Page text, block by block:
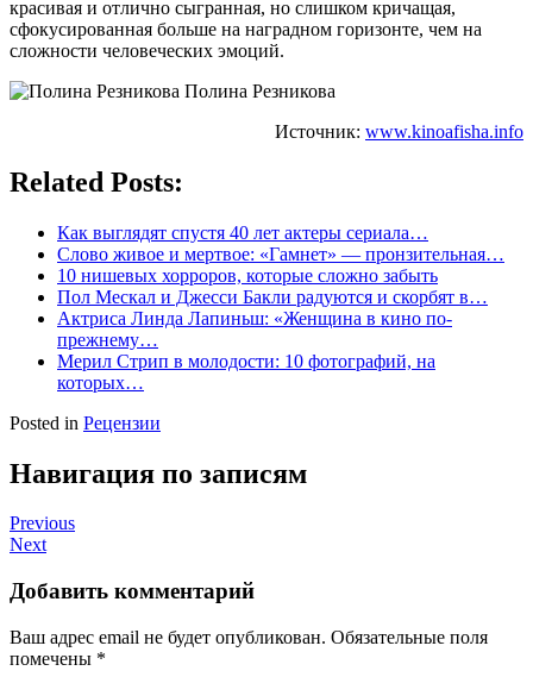
красивая и отлично сыгранная, но слишком кричащая,
сфокусированная больше на наградном горизонте, чем на
сложности человеческих эмоций.
Полина Резникова
Источник: www.kinoafisha.info
Related Posts:
Как выглядят спустя 40 лет актеры сериала…
Слово живое и мертвое: «Гамнет» — пронзительная…
10 нишевых хорроров, которые сложно забыть
Пол Мескал и Джесси Бакли радуются и скорбят в…
Актриса Линда Лапиньш: «Женщина в кино по-
прежнему…
Мерил Стрип в молодости: 10 фотографий, на
которых…
Posted in Рецензии
Навигация по записям
Previous
Next
Добавить комментарий
Ваш адрес email не будет опубликован. Обязательные поля
помечены *